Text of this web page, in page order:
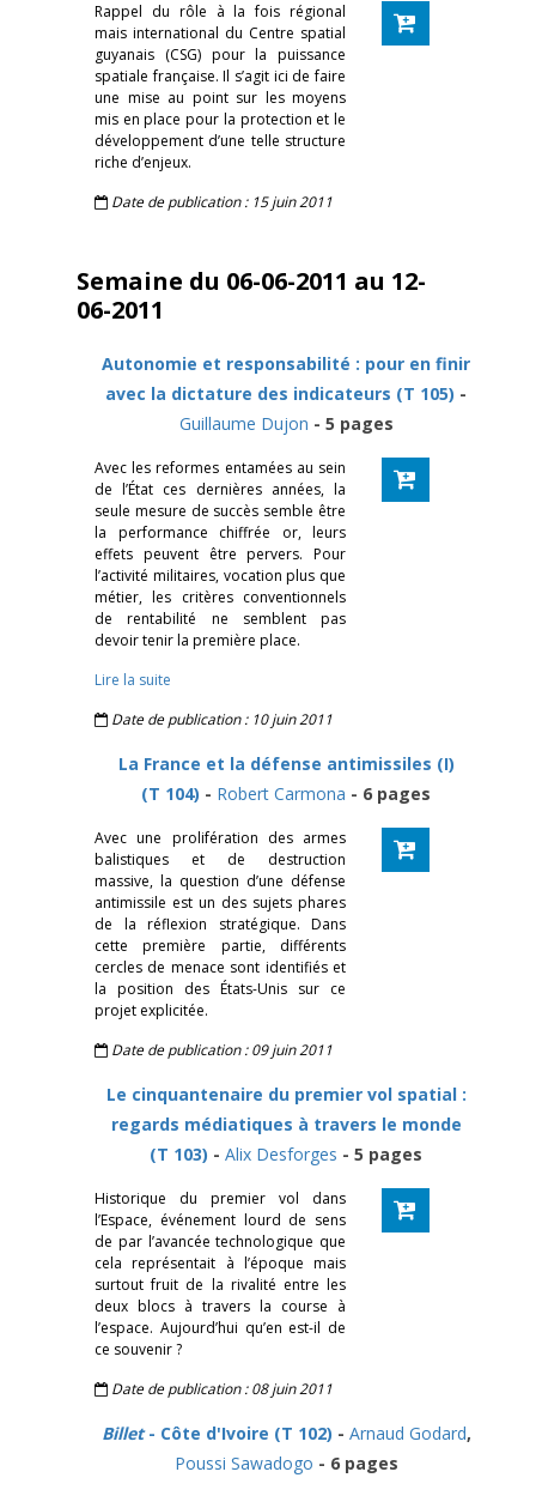
Rappel du rôle à la fois régional
mais international du Centre spatial
guyanais (CSG) pour la puissance
spatiale française. Il s’agit ici de faire
une mise au point sur les moyens
mis en place pour la protection et le
développement d’une telle structure
riche d’enjeux.
Date de publication : 15 juin 2011
Semaine du 06-06-2011 au 12-
06-2011
Autonomie et responsabilité : pour en finir
avec la dictature des indicateurs (T 105) -
Guillaume Dujon - 5 pages
Avec les reformes entamées au sein
de l’État ces dernières années, la
seule mesure de succès semble être
la performance chiffrée or, leurs
effets peuvent être pervers. Pour
l’activité militaires, vocation plus que
métier, les critères conventionnels
de rentabilité ne semblent pas
devoir tenir la première place.
Lire la suite
Date de publication : 10 juin 2011
La France et la défense antimissiles (I)
(T 104) - Robert Carmona - 6 pages
Avec une prolifération des armes
balistiques et de destruction
massive, la question d’une défense
antimissile est un des sujets phares
de la réflexion stratégique. Dans
cette première partie, différents
cercles de menace sont identifiés et
la position des États-Unis sur ce
projet explicitée.
Date de publication : 09 juin 2011
Le cinquantenaire du premier vol spatial :
regards médiatiques à travers le monde
(T 103) - Alix Desforges - 5 pages
Historique du premier vol dans
l’Espace, événement lourd de sens
de par l’avancée technologique que
cela représentait à l’époque mais
surtout fruit de la rivalité entre les
deux blocs à travers la course à
l’espace. Aujourd’hui qu’en est-il de
ce souvenir ?
Date de publication : 08 juin 2011
Billet- Côte d'Ivoire (T 102) - Arnaud Godard,
Poussi Sawadogo - 6 pages